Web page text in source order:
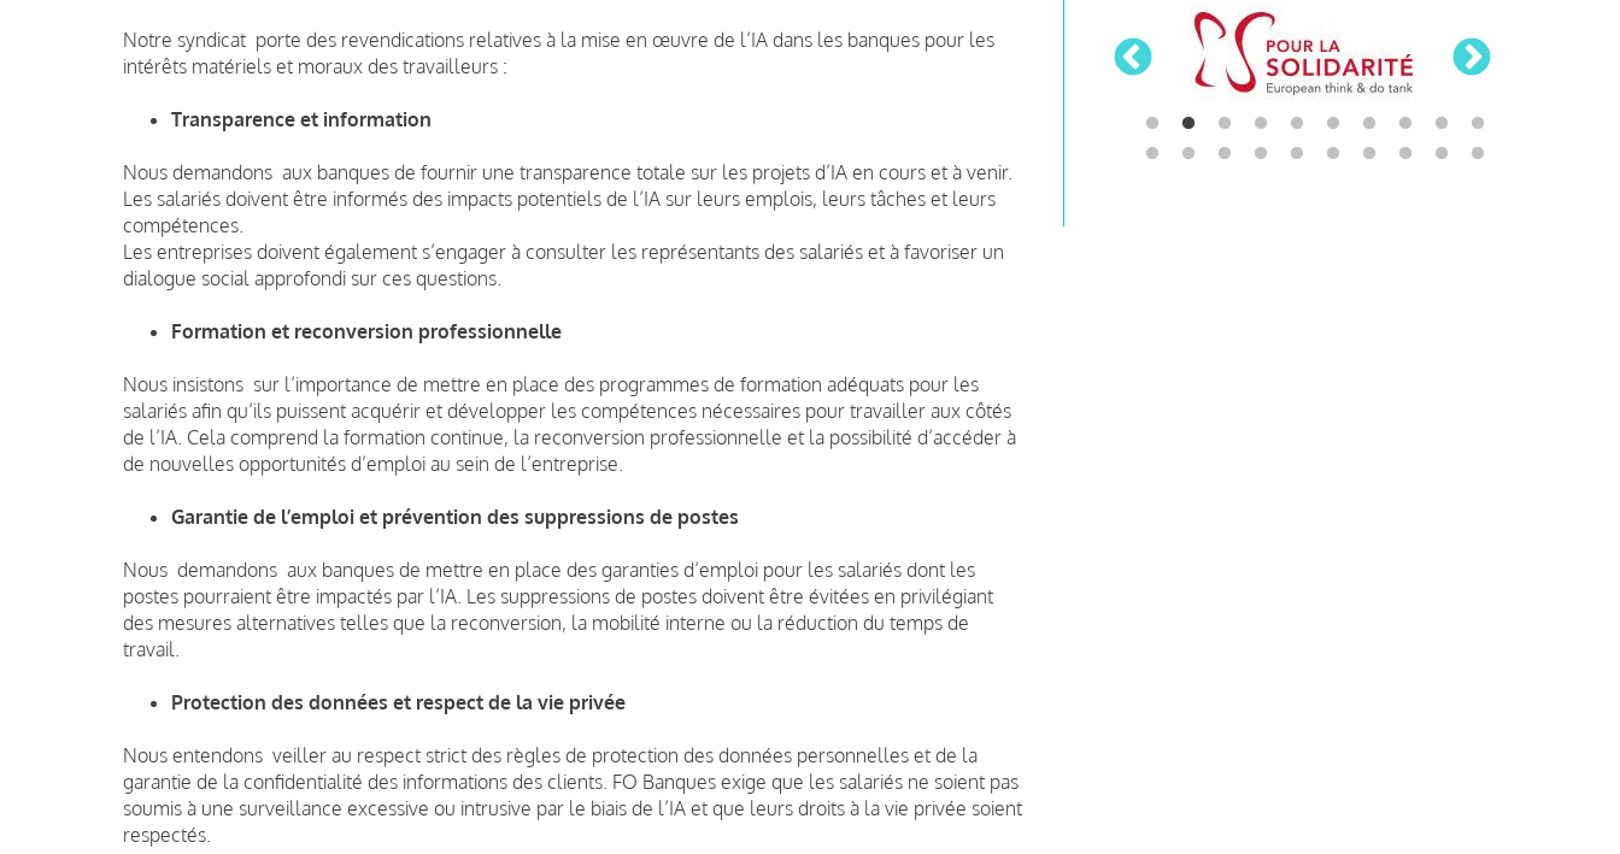
Notre syndicat porte des revendications relatives à la mise en œuvre de l’IA dans les banques pour les
intérêts matériels et moraux des travailleurs :
Transparence et information
Nous demandons aux banques de fournir une transparence totale sur les projets d’IA en cours et à venir.
Les salariés doivent être informés des impacts potentiels de l’IA sur leurs emplois, leurs tâches et leurs
compétences.
Les entreprises doivent également s’engager à consulter les représentants des salariés et à favoriser un
dialogue social approfondi sur ces questions.
Formation et reconversion professionnelle
Nous insistons sur l’importance de mettre en place des programmes de formation adéquats pour les
salariés afin qu’ils puissent acquérir et développer les compétences nécessaires pour travailler aux côtés
de l’IA. Cela comprend la formation continue, la reconversion professionnelle et la possibilité d’accéder à
de nouvelles opportunités d’emploi au sein de l’entreprise.
Garantie de l’emploi et prévention des suppressions de postes
Nous demandons aux banques de mettre en place des garanties d’emploi pour les salariés dont les
postes pourraient être impactés par l’IA. Les suppressions de postes doivent être évitées en privilégiant
des mesures alternatives telles que la reconversion, la mobilité interne ou la réduction du temps de
travail.
Protection des données et respect de la vie privée
Nous entendons veiller au respect strict des règles de protection des données personnelles et de la
garantie de la confidentialité des informations des clients. FO Banques exige que les salariés ne soient pas
soumis à une surveillance excessive ou intrusive par le biais de l’IA et que leurs droits à la vie privée soient
respectés.